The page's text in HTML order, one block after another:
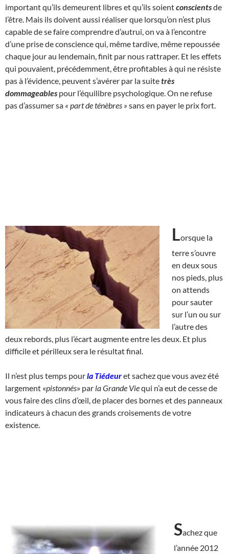
important qu’ils demeurent libres et qu’ils soientconscientsde
l’être. Mais ils doivent aussi réaliser que lorsqu’on n’est plus
capable de se faire comprendre d’autrui, on va à l’encontre
d’une prise de conscience qui, même tardive, même repoussée
chaque jour au lendemain, finit par nous rattraper. Et les effets
qui pouvaient, précédemment, être profitables à qui ne résiste
pas à l’évidence, peuvent s’avérer par la suitetrès
dommageables pour l’équilibre psychologique. On ne refuse
pas d’assumer sa « part de ténèbres » sans en payer le prix fort.
Lorsque la
terre s’ouvre
en deux sous
nos pieds, plus
on attends
pour sauter
sur l’un ou sur
l’autre des
deux rebords, plus l’écart augmente entre les deux. Et plus
difficile et périlleux sera le résultat final.
Il n’est plus temps pourla Tiédeuret sachez que vous avez été
largement «pistonnés» par la Grande Viequi n’a eut de cesse de
vous faire des clins d’œil, de placer des bornes et des panneaux
indicateurs à chacun des grands croisements de votre
existence.
Sachez que
l’année 2012